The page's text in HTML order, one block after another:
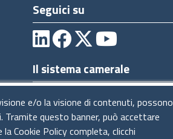
Seguici su
Il sistema camerale
e/o la visione di contenuti, possono
questo banner, può accettare
Cookie Policy completa, clicchi